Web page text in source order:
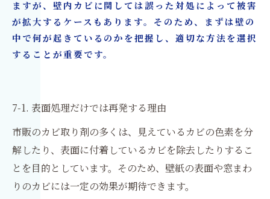
ますが、壁内カビに関しては誤った対処によって被害
が拡大するケースもあります。そのため、まずは壁の
中で何が起きているのかを把握し、適切な方法を選択
することが重要です。
7-1. 表面処理だけでは再発する理由
市販のカビ取り剤の多くは、見えているカビの色素を分
解したり、表面に付着しているカビを除去したりするこ
とを目的としています。そのため、壁紙の表面や窓まわ
りのカビには一定の効果が期待できます。